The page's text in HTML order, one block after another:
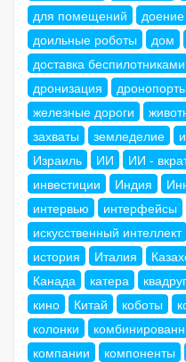
для помещений
доильные роботы
дом
доставка беспилотниками
дронизация
железные дороги
захваты
земледелие
Израиль
ИИ ИИ -
инвестиции
Индия
интервью
интерфейсы
искусственный интеллект
история
Италия
Канада
катера
кино
Китай коботы
колонки
компании
компоненты